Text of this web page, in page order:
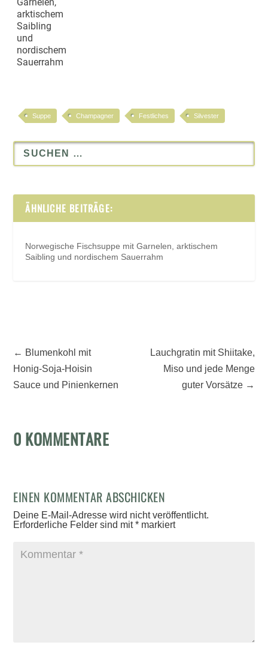
arktischem
Saibling
und
nordischem
Sauerrahm
Suppe Champagner Festliches Silvester
ÄHNLICHE BEITRÄGE:
Norwegische Fischsuppe mit Garnelen, arktischem
Saibling und nordischem Sauerrahm
← Blumenkohl mit
Honig-Soja-Hoisin
Sauce und Pinienkernen
Lauchgratin mit Shiitake,
Miso und jede Menge
guter Vorsätze→
0 KOMMENTARE
EINEN KOMMENTAR ABSCHICKEN
Deine E-Mail-Adresse wird nicht veröffentlicht.
Erforderliche Felder sind mit* markiert